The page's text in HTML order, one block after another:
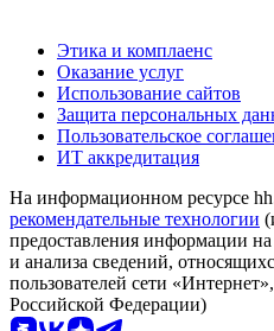
Этика и комплаенс
Оказание услуг
Использование сайтов
Защита персональных
Пользовательское
ИТ аккредитация
На информационном ресурсе
рекомендательные технологии
предоставления информации
и анализа сведений,
пользователей сети
Российской Федерации)